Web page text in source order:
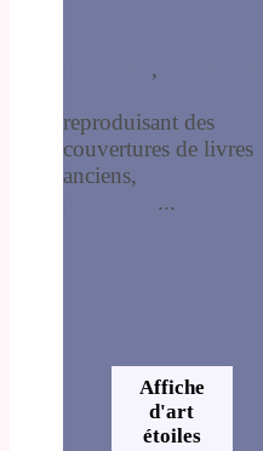
,
reproduisant des
couvertures de livres
anciens,
...
Affiche
d'art
étoiles